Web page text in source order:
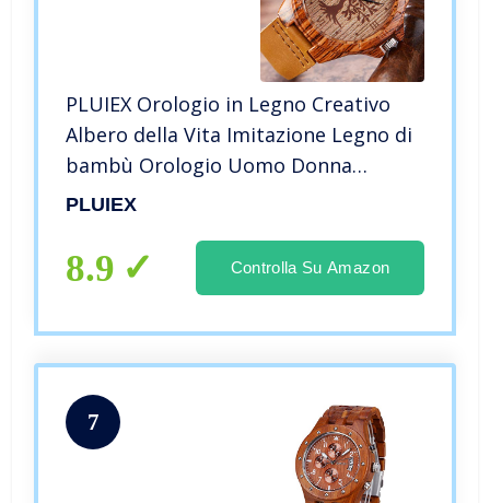
PLUIEX Orologio in Legno Creativo
Albero della Vita Imitazione Legno di
bambù Orologio Uomo Donna
Coppia Orologio da Polso in Legno al
PLUIEX
8.9 Controlla Su Amazon
7